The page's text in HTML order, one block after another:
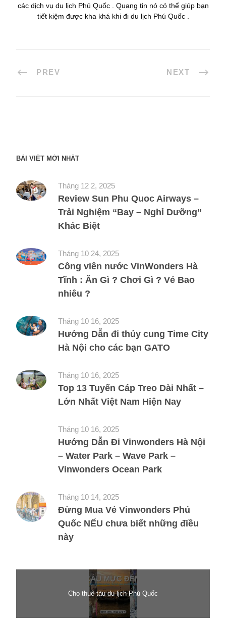
các dịch vụ du lịch Phú Quốc . Quang tin nó có thể giúp bạn
tiết kiệm được kha khá khi đi du lịch Phú Quốc .
PREV NEXT
BÀI VIẾT MỚI NHẤT
Tháng 12 2, 2025
Review Sun Phu Quoc Airways –
Trải Nghiệm “Bay – Nghỉ Dưỡng”
Khác Biệt
Tháng 10 24, 2025
Công viên nước VinWonders Hà
Tĩnh : Ăn Gì ? Chơi Gì ? Vé Bao
nhiêu ?
Tháng 10 16, 2025
Hướng Dẫn đi thủy cung Time City
Hà Nội cho các bạn GATO
Tháng 10 16, 2025
Top 13 Tuyến Cáp Treo Dài Nhất –
Lớn Nhất Việt Nam Hiện Nay
Tháng 10 16, 2025
Hướng Dẫn Đi Vinwonders Hà Nội
– Water Park – Wave Park –
Vinwonders Ocean Park
Tháng 10 14, 2025
Đừng Mua Vé Vinwonders Phú
Quốc NẾU chưa biết những điều
này
Cho thuê tàu du lịch Phú Quốc